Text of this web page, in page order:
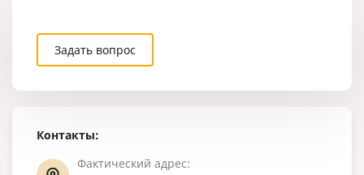
Контакты:
Фактический адрес:
позволяющего продолжить
трудовую деятельность или
обучение в России.
Задать вопрос